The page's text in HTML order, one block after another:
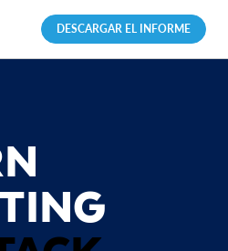
DESCARGAR EL INFORME